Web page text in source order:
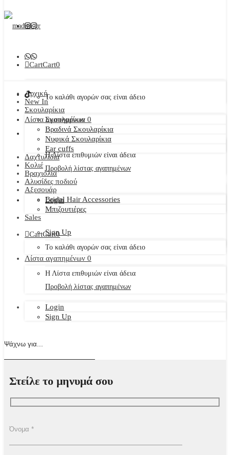
CartCart0
Το καλάθι αγορών σας είναι άδειο
Λίστα αγαπημένων 0
Η Λίστα επιθυμιών είναι άδεια
Προβολή λίστας αγαπημένων
Login
Sign Up
Αρχική
New In
Σκουλαρίκια
Σκουλαρίκια
Βραδινά Σκουλαρίκια
Νυφικά Σκουλαρίκια
Ear cuffs
Δαχτυλίδια
Κολιέ
Βραχιόλια
Αλυσίδες ποδιού
Αξεσουάρ
Bridal Hair Accessories
Μπιζουτιέρες
Sales
CartCart0
Το καλάθι αγορών σας είναι άδειο
Λίστα αγαπημένων 0
Η Λίστα επιθυμιών είναι άδεια
Προβολή λίστας αγαπημένων
Login
Sign Up
Στείλε το μηνυμά σου